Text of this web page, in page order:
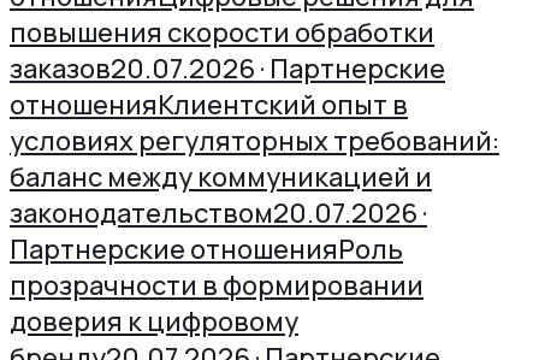
повышения скорости обработки
заказов20.07.2026 · Партнерские
отношенияКлиентский опыт в
условиях регуляторных требований:
баланс между коммуникацией и
законодательством20.07.2026 ·
Партнерские отношенияРоль
прозрачности в формировании
доверия к цифровому